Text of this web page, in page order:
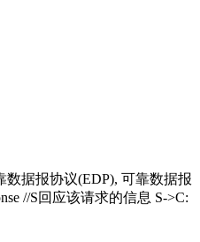
数据报协议(EDP), 可靠数据报
//S回应该请求的信息 S->C: